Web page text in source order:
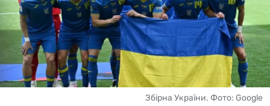
Збірна України. Фото: Google